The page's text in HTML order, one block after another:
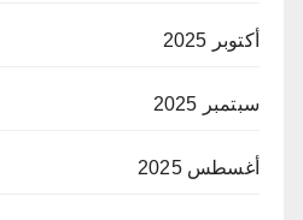
أكتوبر 2025
سبتمبر 2025
أغسطس 2025